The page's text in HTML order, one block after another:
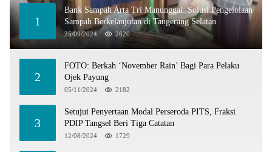
1
Bank Sampah Arta Tri Manunggal: Solusi Pengelolaan
Sampah Berkelanjutan di Tangerang Selatan
25/09/2024 2620
2
FOTO: Berkah ‘November Rain’ Bagi Para Pelaku
Ojek Payung
05/11/2024 2182
3
Setujui Penyertaan Modal Perseroda PITS, Fraksi
PDIP Tangsel Beri Tiga Catatan
12/08/2024 1729